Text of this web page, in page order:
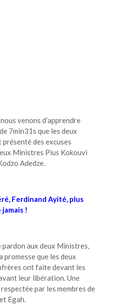
venons d’apprendre
7min31s que les deux
des excuses
Ministres Pius Kokouvi
Adedze.
Ferdinand Ayité, plus
!
pardon aux deux Ministres,
promesse que les deux
ont faite devant les
leur libération. Une
par les membres de
Egah.